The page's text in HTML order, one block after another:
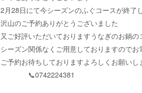
2月28日にて今シーズンのふぐコースが終了
沢山のご予約ありがとうございました
又ご好評いただいておりますうなぎのお鍋の
シーズン関係なくご用意しておりますのでお
ご予約お待ちしておりますよろしくお願いし
📞0742224381